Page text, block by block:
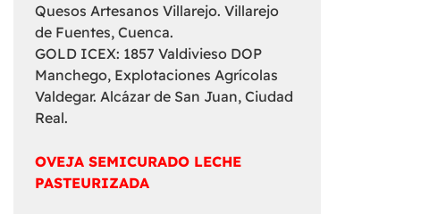
Quesos Artesanos Villarejo. Villarejo
de Fuentes, Cuenca.
GOLD ICEX: 1857 Valdivieso DOP
Manchego, Explotaciones Agrícolas
Valdegar. Alcázar de San Juan, Ciudad
Real.
OVEJA SEMICURADO LECHE
PASTEURIZADA